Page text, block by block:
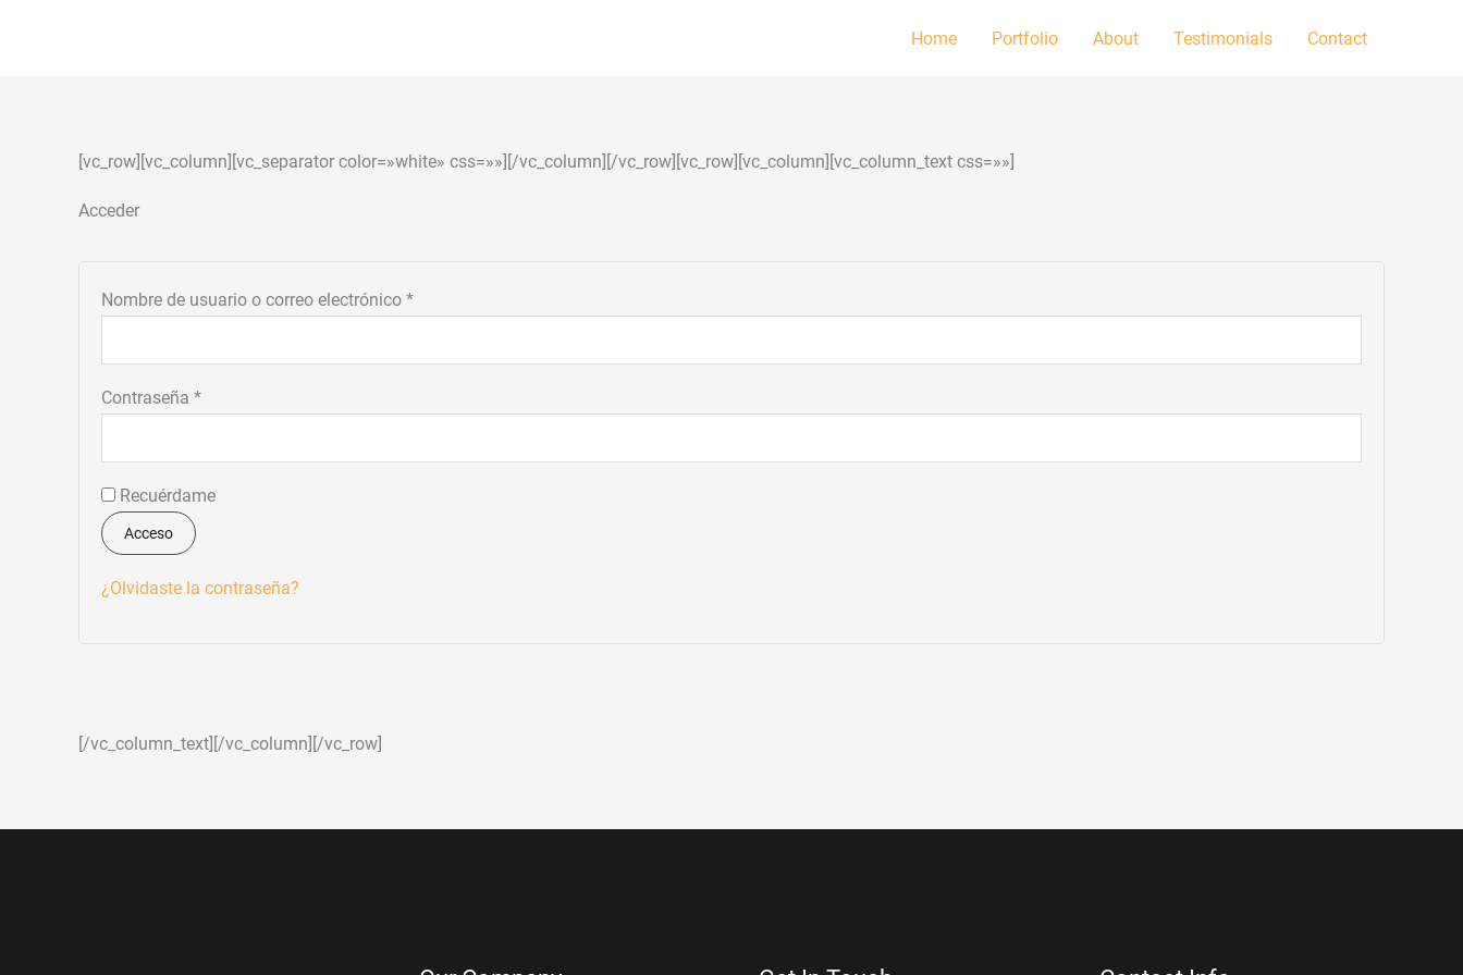
Home Portfolio About Testimonials Contact
[vc_row][vc_column][vc_separator color=»white» css=»»][/vc_column][/vc_row][vc_row][vc_column][vc_column_text css=»»]
Acceder
Nombre de usuario o correo electrónico *
Contraseña *
Recuérdame
Acceso
¿Olvidaste la contraseña?
[/vc_column_text][/vc_column][/vc_row]